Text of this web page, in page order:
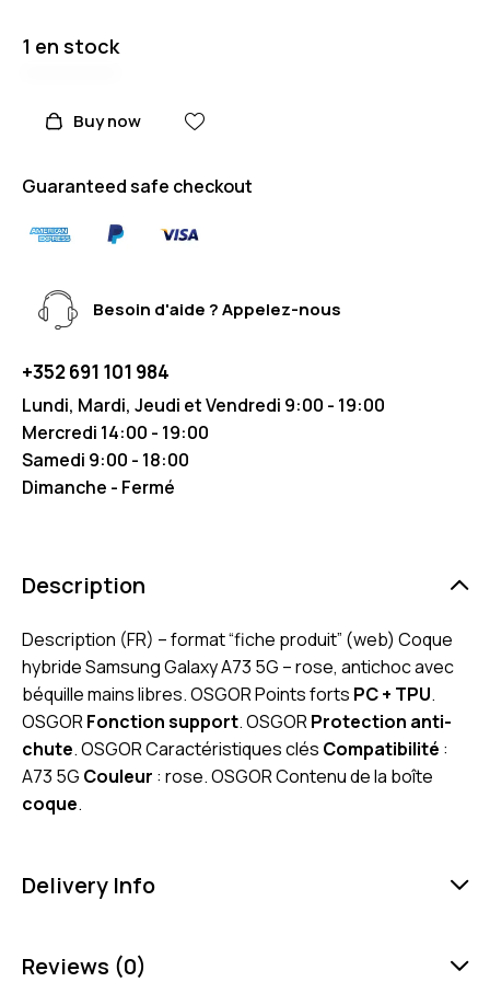
1 en stock
Buy now
Guaranteed safe checkout
Besoin d'aide ? Appelez-nous
+352 691 101 984
Lundi, Mardi, Jeudi et Vendredi 9:00 - 19:00
Mercredi 14:00 - 19:00
Samedi 9:00 - 18:00
Dimanche - Fermé
Description
Description (FR) – format “fiche produit” (web) Coque
hybride Samsung Galaxy A73 5G – rose, antichoc avec
béquille mains libres. OSGOR Points forts PC + TPU.
OSGORFonction support. OSGORProtection anti-
chute. OSGOR Caractéristiques clés Compatibilité :
A73 5G Couleur : rose. OSGOR Contenu de la boîte
coque.
Delivery Info
Reviews (0)